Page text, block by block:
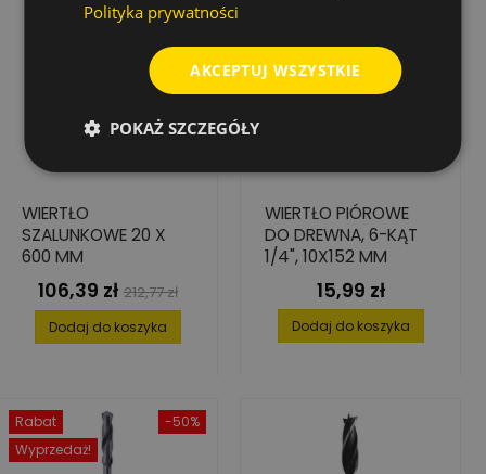
WIERTŁO
SZALUNKOWE 20 X
600 MM
Cena
106,39 zł Cena
podstawowa
212,77 zł
Dodaj do koszyka
WIERTŁO PIÓROWE
DO DREWNA, 6-KĄT
1/4", 10X152 MM
Cena
15,99 zł
Dodaj do koszyka
-50%
Rabat
Wyprzedaż!
Polityka prywatności
AKCEPTUJ WSZYSTKIE
POKAŻ SZCZEGÓŁY